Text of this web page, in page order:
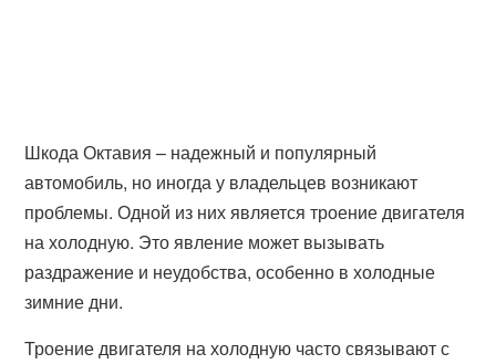
Шкода Октавия – надежный и популярный
автомобиль, но иногда у владельцев возникают
проблемы. Одной из них является троение двигателя
на холодную. Это явление может вызывать
раздражение и неудобства, особенно в холодные
зимние дни.
Троение двигателя на холодную часто связывают с